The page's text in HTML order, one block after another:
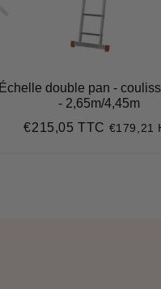
Échelle double pan -
- 2,65m/4,45m
Prix
€215,05 TTC €215,05
€179,21